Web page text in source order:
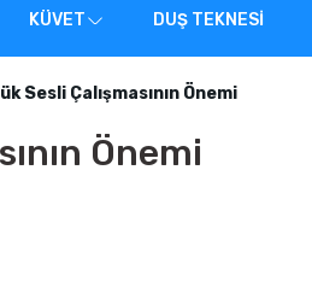
KÜVET DUŞ TEKNESİ
Sesli Çalışmasının Önemi
Önemi